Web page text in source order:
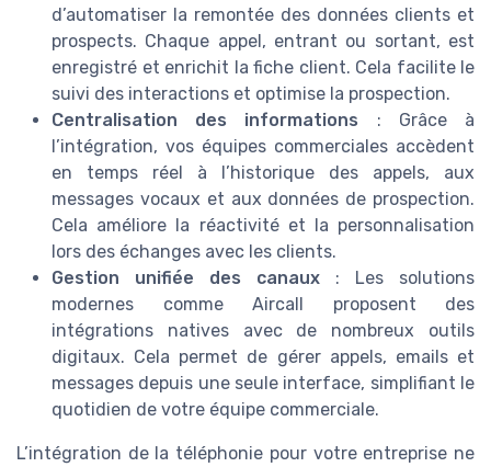
d’automatiser la remontée des données clients et
prospects. Chaque appel, entrant ou sortant, est
enregistré et enrichit la fiche client. Cela facilite le
suivi des interactions et optimise la prospection.
Centralisation des informations : Grâce à
l’intégration, vos équipes commerciales accèdent
en temps réel à l’historique des appels, aux
messages vocaux et aux données de prospection.
Cela améliore la réactivité et la personnalisation
lors des échanges avec les clients.
Gestion unifiée des canaux : Les solutions
modernes comme Aircall proposent des
intégrations natives avec de nombreux outils
digitaux. Cela permet de gérer appels, emails et
messages depuis une seule interface, simplifiant le
quotidien de votre équipe commerciale.
L’intégration de la téléphonie pour votre entreprise ne